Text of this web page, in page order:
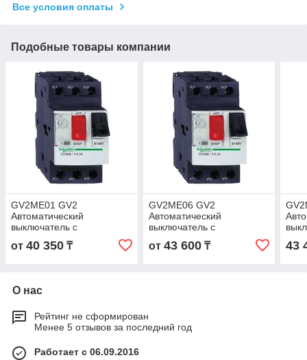
Все условия оплаты
Подобные товары компании
GV2ME01 GV2
Автоматический
выключатель с
комбинированным
расцепителем 0,1-0,16А
от 40 350 ₸
GV2ME06 GV2
Автоматический
выключатель с
комбинированным
расцепителем 1-1,6А
от 43 600₸ 43
О нас
Рейтинг не сформирован
Менее 5 отзывов за последний год
Работает с 06.09.2016